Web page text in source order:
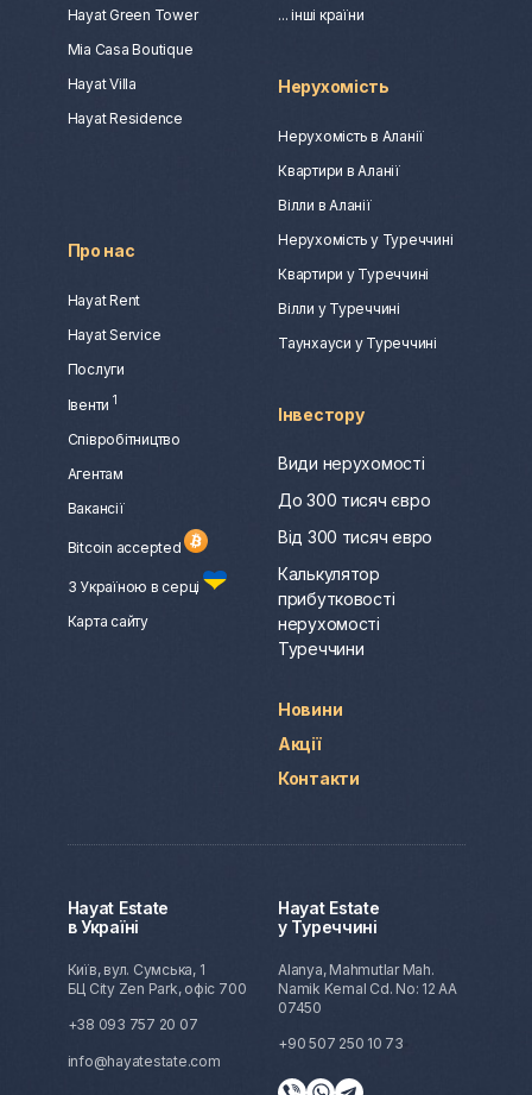
Hayat Green Tower
Mia Casa Boutique
Hayat Villa
Hayat Residence
... інші країни
Про нас
Hayat Rent
Hayat Service
Послуги
Івенти 1
Співробітництво
Агентам
Вакансії
Bitcoin accepted
З Україною в серці
Карта сайту
Нерухомість
Нерухомість в Аланії
Квартири в Аланії
Вілли в Аланії
Нерухомість у Туреччині
Квартири у Туреччині
Вілли у Туреччині
Таунхауси у Туреччині
Інвестору
Види нерухомості
До 300 тисяч євро
Від 300 тисяч евро
Калькулятор
прибутковості
нерухомості
Туреччини
Новини
Акції
Контакти
Hayat Estate
в Україні
Київ, вул. Сумська, 1
БЦ City Zen Park, офіс 700
+38 093 757 20 07
info@hayatestate.com
Hayat Estate
у Туреччині
Alanya, Mahmutlar Mah.
Namik Kemal Cd. No: 12 AA
07450
+90 507 250 10 73